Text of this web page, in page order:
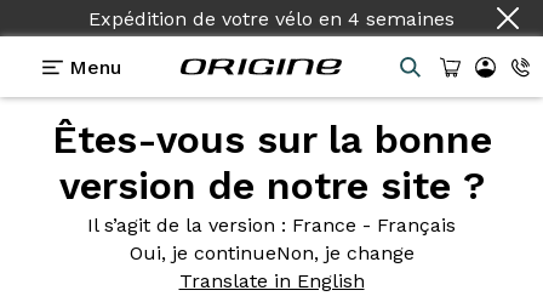
Expédition de votre vélo en 4 semaines
Menu
Êtes-vous sur la bonne
version de notre site ?
Il s’agit de la version : France - Français
Oui, je continueNon, je change
Translate in English
Tutoriels Origine>Comment graisser son axe et
Comment graisserson axe et
son boitier de pédalier ?